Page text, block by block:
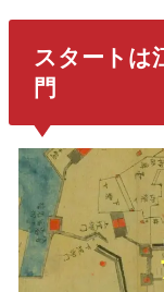
スタートは
門